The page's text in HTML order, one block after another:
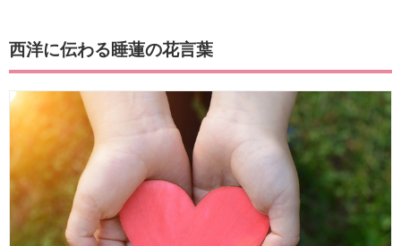
西洋に伝わる睡蓮の花言葉